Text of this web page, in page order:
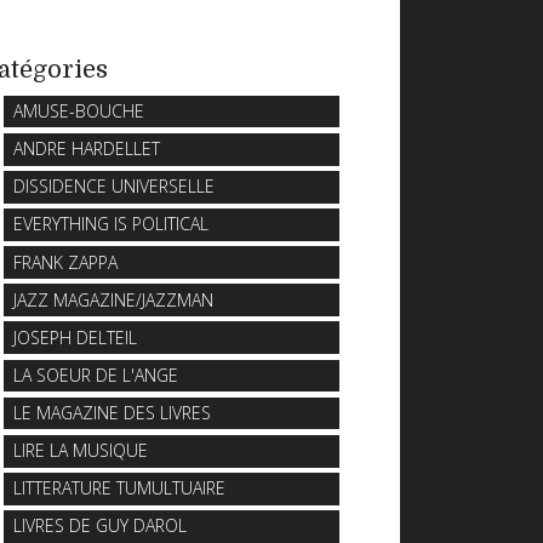
AMUSE-BOUCHE
ANDRE HARDELLET
DISSIDENCE UNIVERSELLE
EVERYTHING IS POLITICAL
FRANK ZAPPA
JAZZ MAGAZINE/JAZZMAN
JOSEPH DELTEIL
LA SOEUR DE L'ANGE
LE MAGAZINE DES LIVRES
LIRE LA MUSIQUE
LITTERATURE TUMULTUAIRE
LIVRES DE GUY DAROL